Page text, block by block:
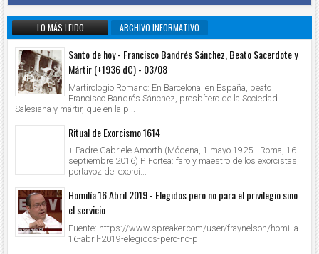
LO MÁS LEIDO ARCHIVO INFORMATIVO
Santo de hoy - Francisco Bandrés Sánchez, Beato Sacerdote y
Mártir (+1936 dC) - 03/08
Martirologio Romano: En Barcelona, en España, beato
Francisco Bandrés Sánchez, presbítero de la Sociedad
Salesiana y mártir, que en la p...
Ritual de Exorcismo 1614
+ Padre Gabriele Amorth (Módena, 1 mayo 1925 - Roma, 16
septiembre 2016) P. Fortea: faro y maestro de los exorcistas,
portavoz del exorci...
Homilía 16 Abril 2019 - Elegidos pero no para el privilegio sino
el servicio
Fuente: https://www.spreaker.com/user/fraynelson/homilia-
16-abril-2019-elegidos-pero-no-p